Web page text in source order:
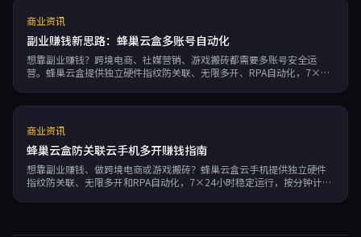
商业资讯
副业赚钱新思路：蜂巢云盒多账号自动化
想靠副业赚钱？跨境电商、社媒营销、游戏搬砖都需要多账号安全运
营。蜂巢云盒提供独立硬件指纹防关联、无限多开、RPA自动化，7×24
商业资讯
蜂巢云盒防关联云手机多开赚钱指南
想靠副业赚钱、做跨境电商或游戏搬砖？蜂巢云盒云手机提供独立硬件
指纹防关联、无限多开和RPA自动化，7×24小时稳定运行，按分钟计